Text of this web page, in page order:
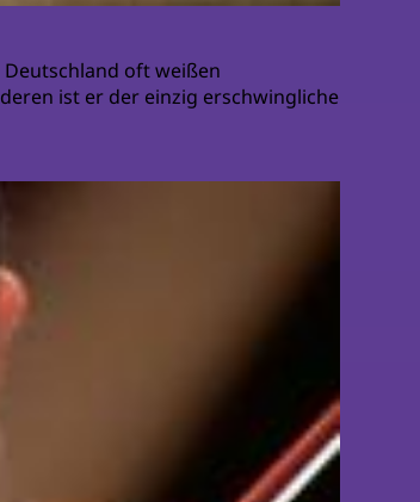
oft weißen
ist er der einzig erschwingliche